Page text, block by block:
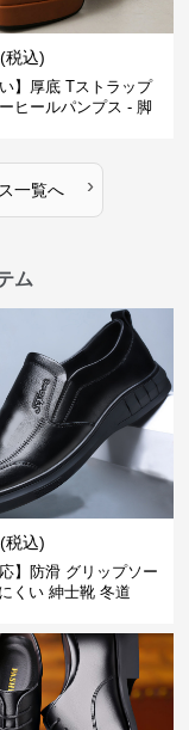
(税込)
い】厚底 Tストラップ
ヒールパンプス - 脚
一覧へ ›
ム
(税込)
応】防滑 グリップソー
くい 紳士靴 冬道